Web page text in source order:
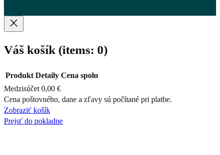
Váš košík (items: 0)
Produkty
v
Produkt Detaily Cena spolu
Medzisúčet 0,00 €
Cena poštovného, dane a zľavy sú počítané pri platbe.
Zobraziť košík
Prejsť do pokladne